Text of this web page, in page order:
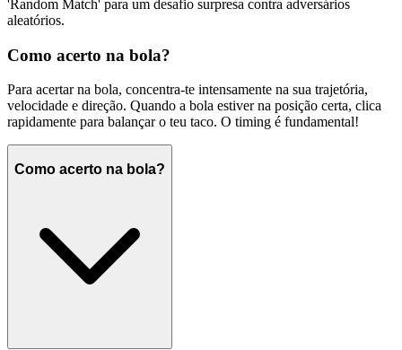
'Random Match' para um desafio surpresa contra adversários
aleatórios.
Como acerto na bola?
Para acertar na bola, concentra-te intensamente na sua trajetória,
velocidade e direção. Quando a bola estiver na posição certa, clica
rapidamente para balançar o teu taco. O timing é fundamental!
Como acerto na bola?